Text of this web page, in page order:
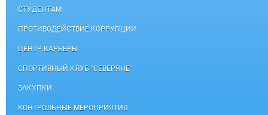
СТУДЕНТАМ
ПРОТИВОДЕЙСТВИЕ КОРРУПЦИИ
ЦЕНТР КАРЬЕРЫ
СПОРТИВНЫЙ КЛУБ "СЕВЕРЯНЕ"
ЗАКУПКИ
КОНТРОЛЬНЫЕ МЕРОПРИЯТИЯ